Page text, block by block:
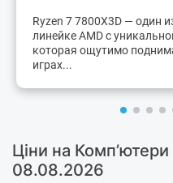
Ryzen 7 7800X3D — один
линейке AMD с
которая ощутимо
играх...
Ціни на
08.08.2026